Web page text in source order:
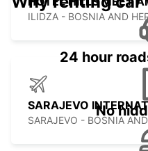
ILIDZA - BOSNIA AND
SARAJEVO
SARAJEVO - BOSNIA
24 hour
No